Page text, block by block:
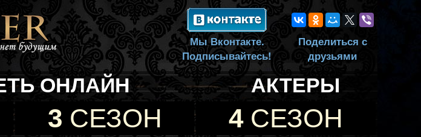
Мы Вконтакте.
Подписывайтесь!
Поделиться с
друзьями
ОНЛАЙН АКТЕРЫ
3 СЕЗОН 4 СЕЗОН